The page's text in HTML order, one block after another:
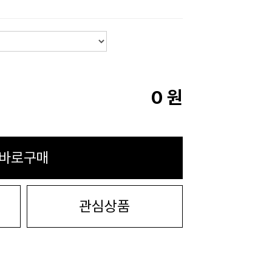
0 원
바로구매
관심상품